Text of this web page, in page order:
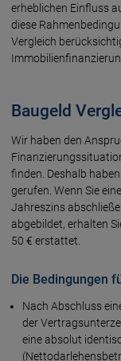
erheblichen Einfluss
diese
Vergleich
Baugeld
Wir haben den
finden. Deshalb
gerufen. Wenn Sie
Jahreszins
abgebildet, erhalten
50 € erstattet.
Die Bedingungen
Nach Abschluss
der
eine absolut